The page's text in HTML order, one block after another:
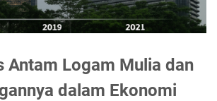
Antam Logam Mulia dan
dalam Ekonomi